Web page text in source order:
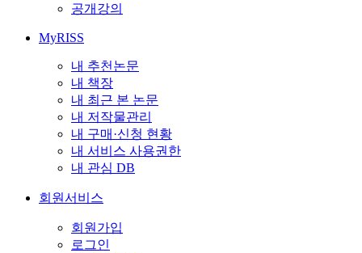
공개강의
MyRISS
내 추천논문
내 책장
내 최근 본 논문
내 저작물관리
내 구매·신청 현황
내 서비스 사용권한
내 관심 DB
회원서비스
회원가입
로그인